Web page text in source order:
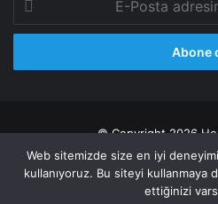
Posta
adresinizi
© Copyright 2026 Her
Gizlilik
Web sitemizde size en iyi
kullanıyoruz. Bu siteyi kullanmaya
ettiğinizi